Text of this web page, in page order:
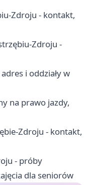
Zdroju - kontakt,
Zdroju -
i oddziały w
na prawo jazdy,
Zdroju - kontakt,
- próby
dla seniorów